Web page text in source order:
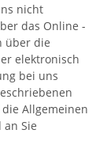
nicht
das Online -
über die
elektronisch
bei uns
Allgemeinen
Sie